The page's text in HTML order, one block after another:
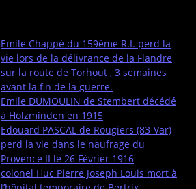
Emile Chappé du 159ème R.I. perd la
vie lors de la délivrance de la Flandre
sur la route de Torhout , 3 semaines
avant la fin de la guerre.
Emile DUMOULIN de Stembert décédé
à Holzminden en 1915
Edouard PASCAL de Rougiers (83-Var)
perd la vie dans le naufrage du
Provence II le 26 Février 1916
colonel Huc Pierre Joseph Louis mort à